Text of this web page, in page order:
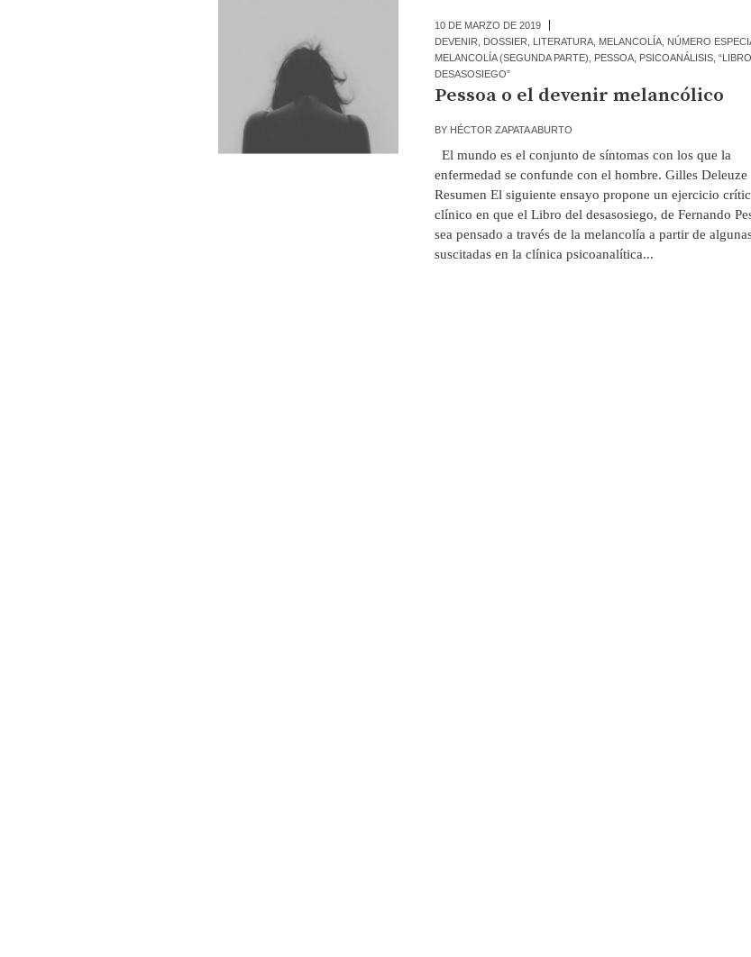
10 DE MARZO DE 2019
DEVENIR
DOSSIER LITERATURA, MELANCOLÍA, NÚMERO
MELANCOLÍA (SEGUNDA PARTE)
PESSOA, PSICOANÁLISIS,
DESASOSIEGO”
Pessoa o el devenir melancólico
BY HÉCTOR ZAPATA ABURTO
El mundo es el conjunto de síntomas con los que la
enfermedad se confunde con el hombre. Gilles Deleuze
Resumen El siguiente ensayo propone un ejercicio
clínico en que el Libro del desasosiego, de Fernando
sea pensado a través de la melancolía a partir de
suscitadas en la clínica psicoanalítica...